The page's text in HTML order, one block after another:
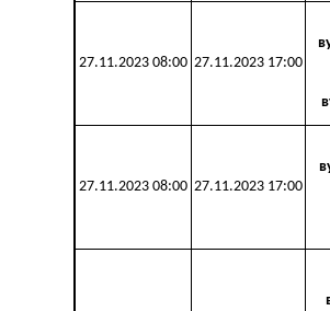
27.11.2023 08:00 27.11.2023 17:00
27.11.2023 08:00 27.11.2023 17:00